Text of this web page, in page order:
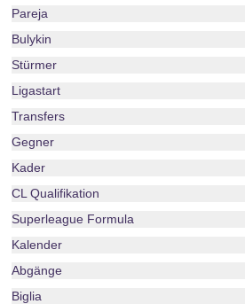
Pareja
Bulykin
Stürmer
Ligastart
Transfers
Gegner
Kader
CL Qualifikation
Superleague Formula
Kalender
Abgänge
Biglia